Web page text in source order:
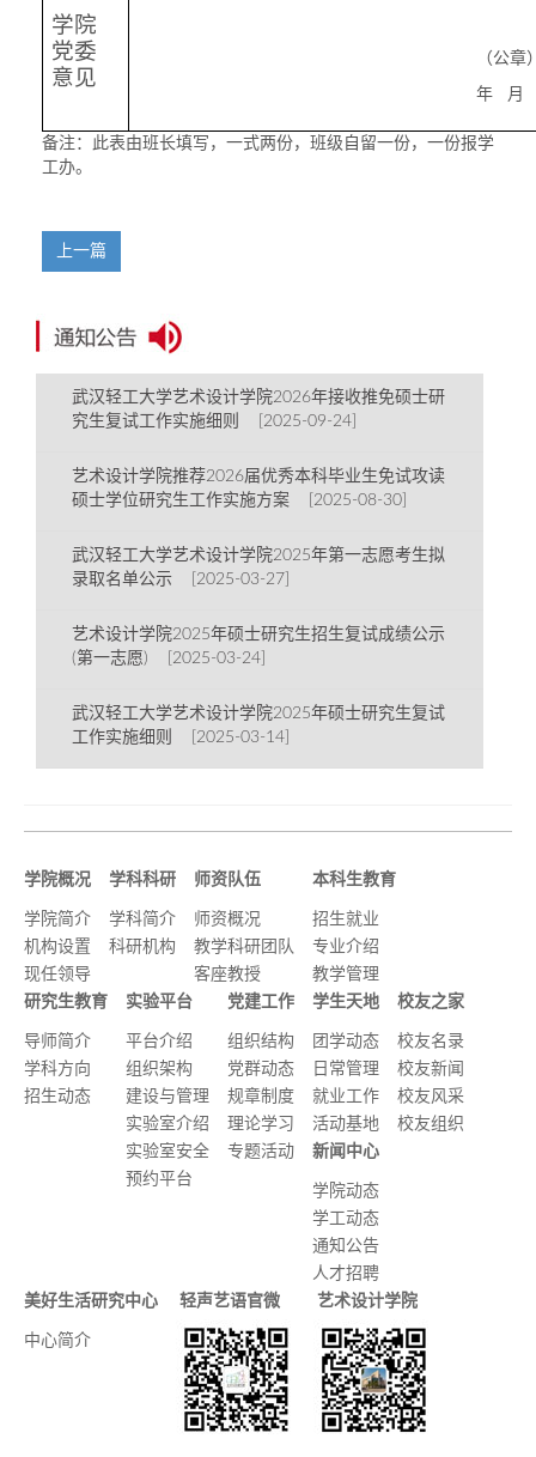
学院
党委
意见
（公章
年 月
备注：此表由班长填写，一式两份， 班级 自留一份，一份报学
工办。
上一篇
武汉轻工大学艺术设计学院2026年接收推免硕士研
究生复试工作实施细则 [2025-09-24]
艺术设计学院推荐2026届优秀本科毕业生免试攻读
硕士学位研究生工作实施方案 [2025-08-30]
武汉轻工大学艺术设计学院2025年第一志愿考生拟
录取名单公示 [2025-03-27]
艺术设计学院2025年硕士研究生招生复试成绩公示
(第一志愿) [2025-03-24]
武汉轻工大学艺术设计学院2025年硕士研究生复试
工作实施细则 [2025-03-14]
学院概况
学院简介
机构设置
现任领导
学科科研
学科简介
科研机构
师资队伍
师资概况
教学科研团队
客座教授
本科生教育
招生就业
专业介绍
教学管理
研究生教育
导师简介
学科方向
招生动态
实验平台
平台介绍
组织架构
建设与管理
实验室介绍
实验室安全
预约平台
党建工作
组织结构
党群动态
规章制度
理论学习
专题活动
学生天地
团学动态
日常管理
就业工作
活动基地
校友之家
校友名录
校友新闻
校友风采
校友组织
新闻中心
学院动态
学工动态
通知公告
人才招聘
美好生活研究中心
中心简介
轻声艺语官微 艺术设计学院